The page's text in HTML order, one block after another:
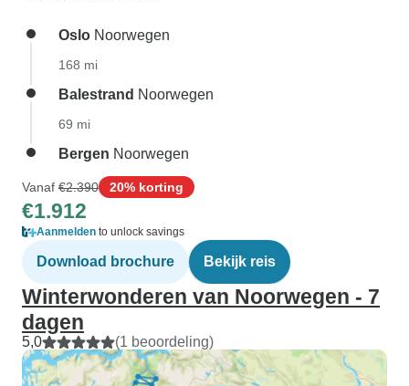
Oslo Noorwegen
168 mi
Balestrand Noorwegen
69 mi
Bergen Noorwegen
Vanaf €2.390 20% korting
€1.912
Aanmelden to unlock savings
Download brochure Bekijk reis
Winterwonderen van Noorwegen - 7
dagen
5,0 (1 beoordeling)